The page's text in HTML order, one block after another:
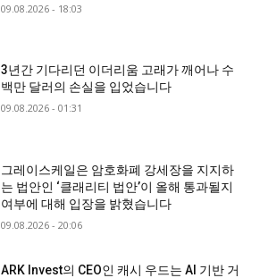
09.08.2026 - 18:03
3년간 기다리던 이더리움 고래가 깨어나 수
백만 달러의 손실을 입었습니다
09.08.2026 - 01:31
그레이스케일은 암호화폐 강세장을 지지하
는 법안인 ‘클래리티 법안’이 올해 통과될지
여부에 대해 입장을 밝혔습니다
09.08.2026 - 20:06
ARK Invest의 CEO인 캐시 우드는 AI 기반 거